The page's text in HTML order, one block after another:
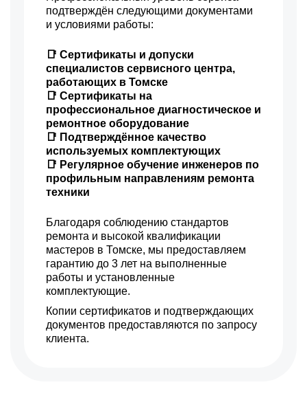
подтверждён следующими документами
и условиями работы:
📑 Сертификаты и допуски
специалистов сервисного центра,
работающих в Томске
📑 Сертификаты на
профессиональное диагностическое и
ремонтное оборудование
📑 Подтверждённое качество
используемых комплектующих
📑 Регулярное обучение инженеров по
профильным направлениям ремонта
техники
Благодаря соблюдению стандартов
ремонта и высокой квалификации
мастеров в Томске, мы предоставляем
гарантию до 3 лет на выполненные
работы и установленные
комплектующие.
Копии сертификатов и подтверждающих
документов предоставляются по запросу
клиента.